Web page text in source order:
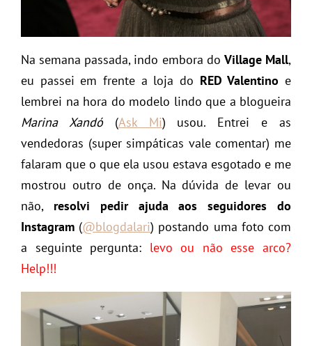
Na semana passada, indo embora do Village Mall,
eu passei em frente a loja do RED Valentino e
lembrei na hora do modelo lindo que a blogueira
Marina Xandó(Ask Mi) usou. Entrei e as
vendedoras (super simpáticas vale comentar) me
falaram que o que ela usou estava esgotado e me
mostrou outro de onça. Na dúvida de levar ou
não, resolvi pedir ajuda aos seguidores do
Instagram (@blogdalari) postando uma foto com
a seguinte pergunta: levo ou não esse arco?
Help!!!